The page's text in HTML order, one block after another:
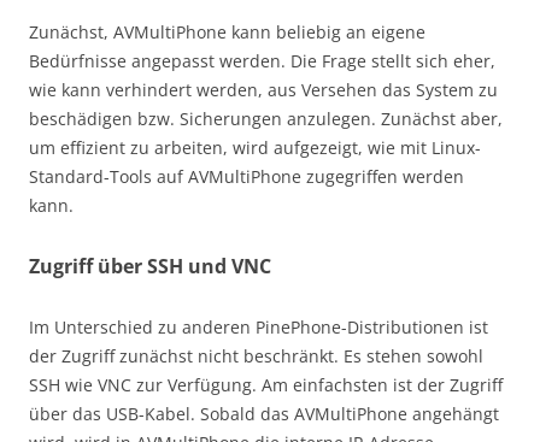
Zunächst, AVMultiPhone kann beliebig an eigene
Bedürfnisse angepasst werden. Die Frage stellt sich eher,
wie kann verhindert werden, aus Versehen das System zu
beschädigen bzw. Sicherungen anzulegen. Zunächst aber,
um effizient zu arbeiten, wird aufgezeigt, wie mit Linux-
Standard-Tools auf AVMultiPhone zugegriffen werden
kann.
Zugriff über SSH und VNC
Im Unterschied zu anderen PinePhone-Distributionen ist
der Zugriff zunächst nicht beschränkt. Es stehen sowohl
SSH wie VNC zur Verfügung. Am einfachsten ist der Zugriff
über das USB-Kabel. Sobald das AVMultiPhone angehängt